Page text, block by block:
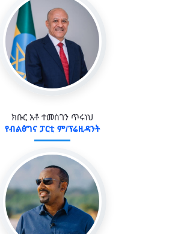
ክቡር አቶ ተመስገን ጥሩነህ
የብልፅግና ፓርቲ ም/ፕሬዚዳንት